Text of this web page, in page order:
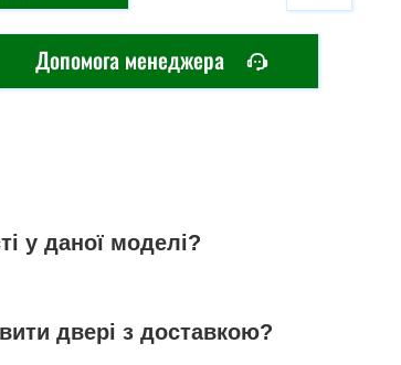
Допомога менеджера
у даної моделі?
двері з доставкою?